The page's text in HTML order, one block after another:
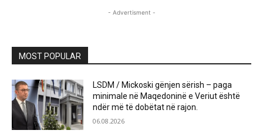
- Advertisment -
MOST POPULAR
LSDM / Mickoski gënjen sërish – paga
minimale në Maqedoninë e Veriut është
ndër më të dobëtat në rajon.
06.08.2026